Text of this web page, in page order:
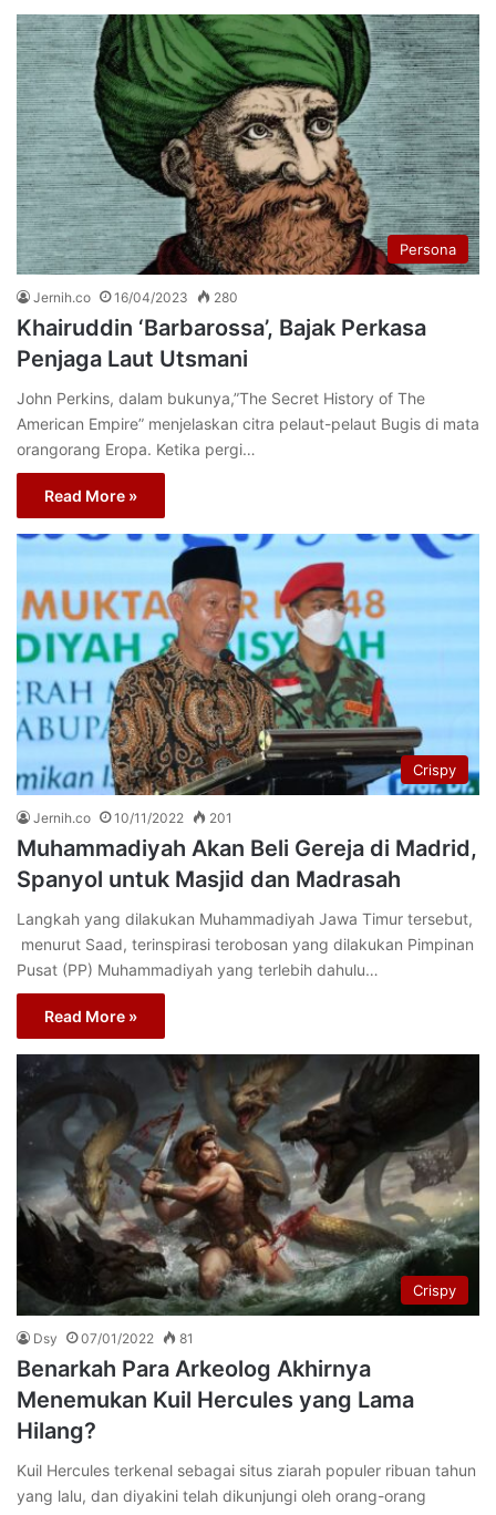
Persona
Jernih.co 16/04/2023 280
Khairuddin ‘Barbarossa’, Bajak Perkasa
Penjaga Laut Utsmani
John Perkins, dalam bukunya,”The Secret History of The
American Empire” menjelaskan citra pelaut-pelaut Bugis di mata
orang­orang Eropa. Ketika pergi…
Read More »
Crispy
Jernih.co 10/11/2022 201
Muhammadiyah Akan Beli Gereja di Madrid,
Spanyol untuk Masjid dan Madrasah
Langkah yang dilakukan Muhammadiyah Jawa Timur tersebut,
menurut Saad, terinspirasi terobosan yang dilakukan Pimpinan
Pusat (PP) Muhammadiyah yang terlebih dahulu…
Read More »
Crispy
Dsy 07/01/2022 81
Benarkah Para Arkeolog Akhirnya
Menemukan Kuil Hercules yang Lama
Hilang?
Kuil Hercules terkenal sebagai situs ziarah populer ribuan tahun
yang lalu, dan diyakini telah dikunjungi oleh orang-orang